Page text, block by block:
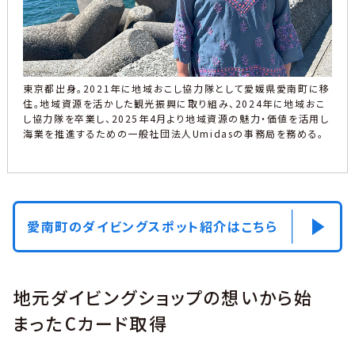
東京都出身。2021年に地域おこし協力隊として愛媛県愛南町に移
住。地域資源を活かした観光振興に取り組み、2024年に地域おこ
し協力隊を卒業し、2025年4月より地域資源の魅力・価値を活用し
海業を推進するための一般社団法人Umidasの事務局を務める。
愛南町のダイビングスポット紹介はこちら
地元ダイビングショップの想いから始
まったCカード取得